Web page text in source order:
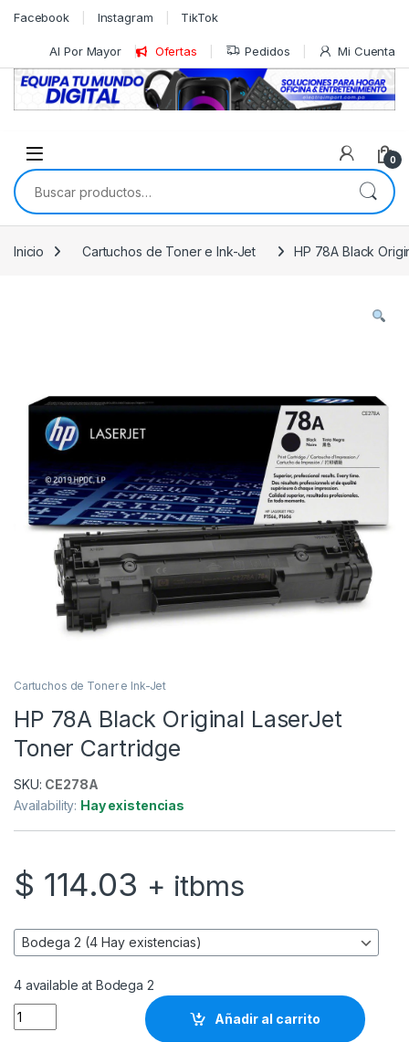
Skip to navigation
Skip to content
Facebook Instagram TikTok
Al Por Mayor Ofertas Pedidos Mi Cuenta
0
Buscar por:
Inicio Cartuchos de Toner e Ink-Jet HP 78A Black
Cartuchos de Toner e Ink-Jet
HP 78A Black Original LaserJet
Toner Cartridge
SKU: CE278A
Availability: Hay existencias
$ 114.03 + itbms
4 available at Bodega 2
HP 78A Black Original LaserJet Toner Cartridge quantity
Añadir al carrito